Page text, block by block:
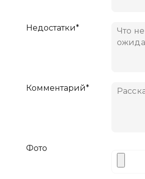
Недостатки*
Комментарий*
Фото